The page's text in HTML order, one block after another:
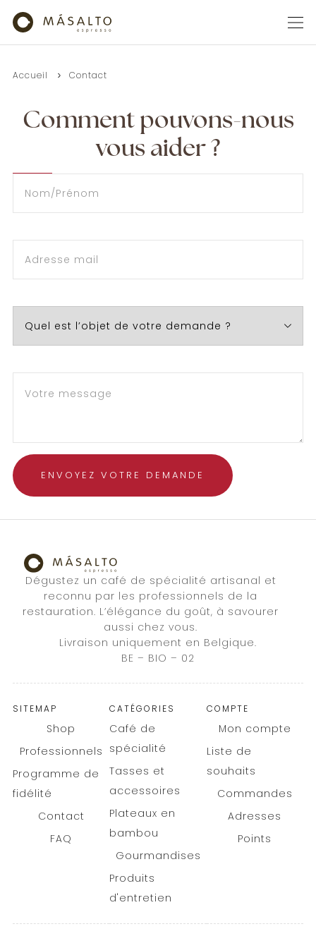
Accueil Contact
Comment pouvons-nous
vous aider ?
Dégustez un café de spécialité artisanal et
reconnu par les professionnels de la
restauration. L’élégance du goût, à savourer
aussi chez vous.
Livraison uniquement en Belgique.
BE – BIO – 02
SITEMAP
Shop
Professionnels
Programme de
fidélité
Contact
FAQ
CATÉGORIES
Café de
spécialité
Tasses et
accessoires
Plateaux en
bambou
Gourmandises
Produits
d'entretien
COMPTE
Mon compte
Liste de
souhaits
Commandes
Adresses
Points